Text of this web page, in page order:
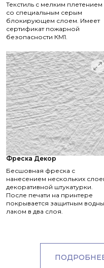
Текстиль с мелким плетением
со специальным серым
блокирующем слоем. Имеет
сертификат пожарной
безопасности КМ1.
Фреска Декор
Бесшовная фреска с
нанесением нескольких
декоративной штукатурки.
После печати на принтере
покрывается защитным
лаком в два слоя.